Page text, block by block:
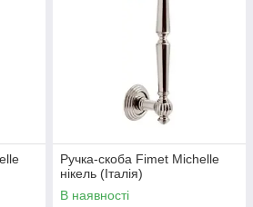
Ручка-скоба Fimet Michelle
нікель (Італія)
В наявності